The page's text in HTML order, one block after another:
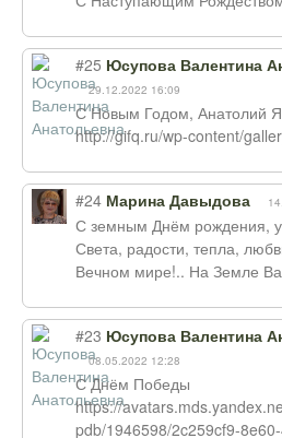
#25 Юсупова Валентина
29.12.2022 16:09
С Новым Годом, Анатолий
http://gifq.ru/wp-content/
#24 Марина Давыдова
С земным Днём рождения,
Света, радости, тепла,
Вечном мире!.. На Земле
#23 Юсупова Валентина
08.05.2022 12:28
С Днём Победы
https://
pdb/1946598/2c259cf9-